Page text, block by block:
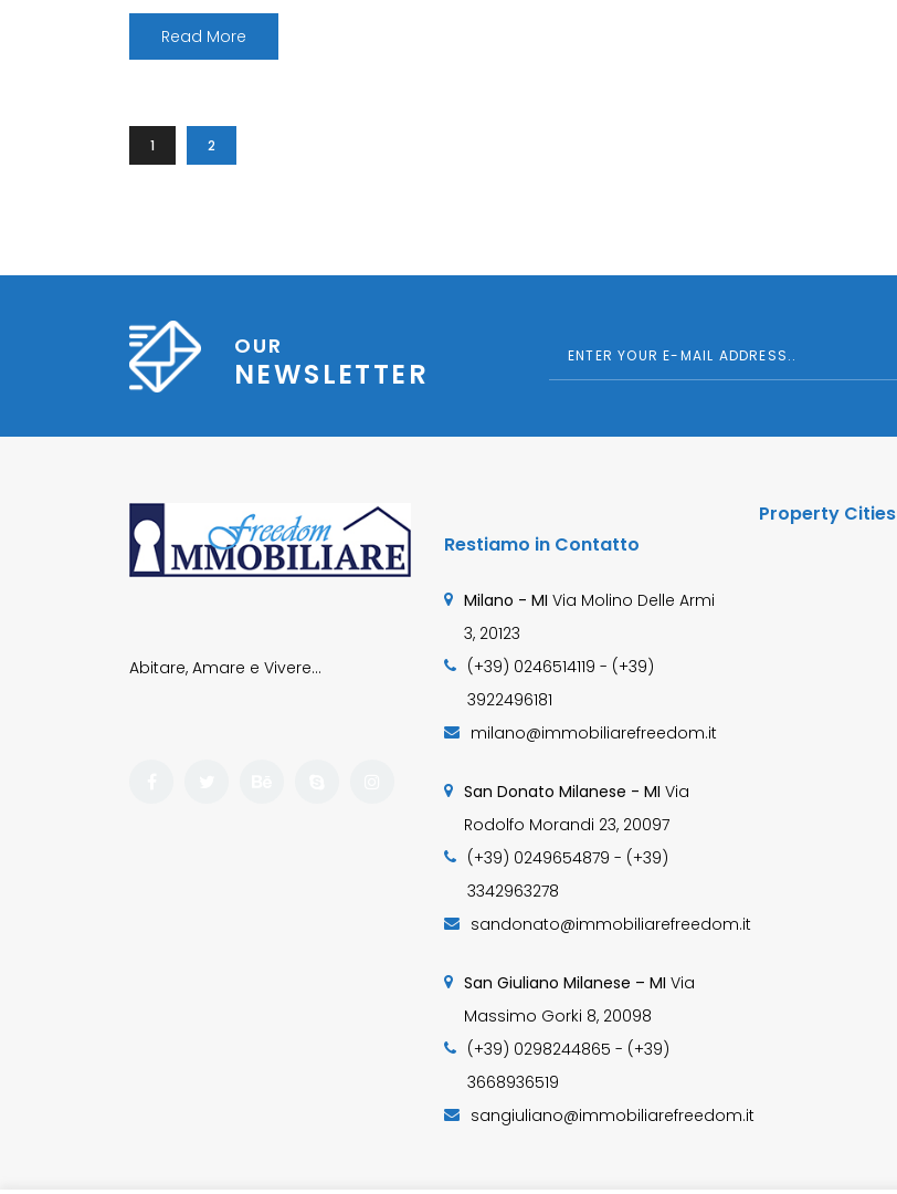
Read More
1 2
OUR
NEWSLETTER
Abitare, Amare e Vivere…
Restiamo in Contatto
Milano - MI Via Molino Delle Armi
3, 20123
(+39) 0246514119 - (+39)
3922496181
milano@immobiliarefreedom.it
San Donato Milanese - MI Via
Rodolfo Morandi 23, 20097
(+39) 0249654879 - (+39)
3342963278
sandonato@immobiliarefreedom.it
San Giuliano Milanese – MI Via
Massimo Gorki 8, 20098
(+39) 0298244865 - (+39)
3668936519
sangiuliano@immobiliarefreedom.it
Property Cities